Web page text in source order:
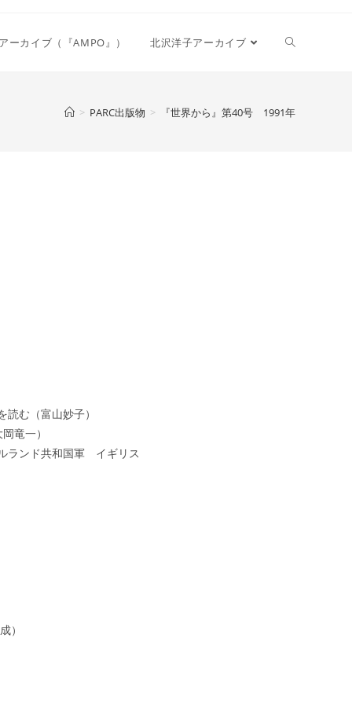
ーカイブ（『AMPO』） 北沢洋子アーカイブ Toggle
> PARC出版物 > 『世界から』第40号 1991年
む（富山妙子）
竜一）
ランド共和国軍 イギリス
）